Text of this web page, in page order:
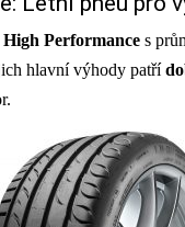
Performance s
hlavní výhody patří